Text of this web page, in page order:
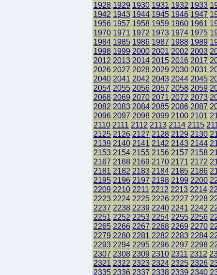
1928 1929 1930 1931 1932 1933
1942 1943 1944 1945 1946 1947
1956 1957 1958 1959 1960 1961
1970 1971 1972 1973 1974 1975
1984 1985 1986 1987 1988 1989
1998 1999 2000 2001 2002 2003
2012 2013 2014 2015 2016 2017
2026 2027 2028 2029 2030 2031
2040 2041 2042 2043 2044 2045
2054 2055 2056 2057 2058 2059
2068 2069 2070 2071 2072 2073
2082 2083 2084 2085 2086 2087
2096 2097 2098 2099 2100 2101
2110 2111 2112 2113 2114 2115
2125 2126 2127 2128 2129 2130
2139 2140 2141 2142 2143 2144
2153 2154 2155 2156 2157 2158
2167 2168 2169 2170 2171 2172
2181 2182 2183 2184 2185 2186
2195 2196 2197 2198 2199 2200
2209 2210 2211 2212 2213 2214
2223 2224 2225 2226 2227 2228
2237 2238 2239 2240 2241 2242
2251 2252 2253 2254 2255 2256
2265 2266 2267 2268 2269 2270
2279 2280 2281 2282 2283 2284
2293 2294 2295 2296 2297 2298
2307 2308 2309 2310 2311 2312
2321 2322 2323 2324 2325 2326
2335 2336 2337 2338 2339 2340